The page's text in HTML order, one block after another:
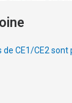
CE1/CE2 sont